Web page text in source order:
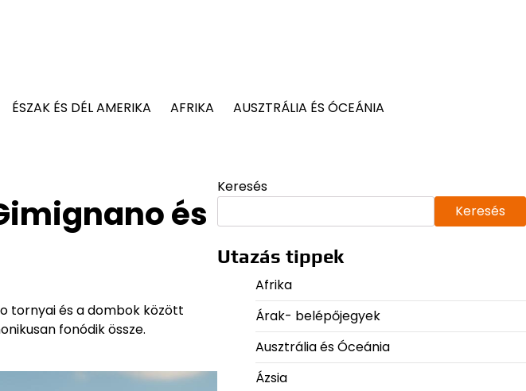
ÉSZAK ÉS DÉL AMERIKA AFRIKA
AUSZTRÁLIA ÉS ÓCEÁNIA
és
tornyai és a dombok között
fonódik össze.
Keresés
Keresés
Utazás tippek
Afrika
Árak- belépőjegyek
Ausztrália és Óceánia
Ázsia